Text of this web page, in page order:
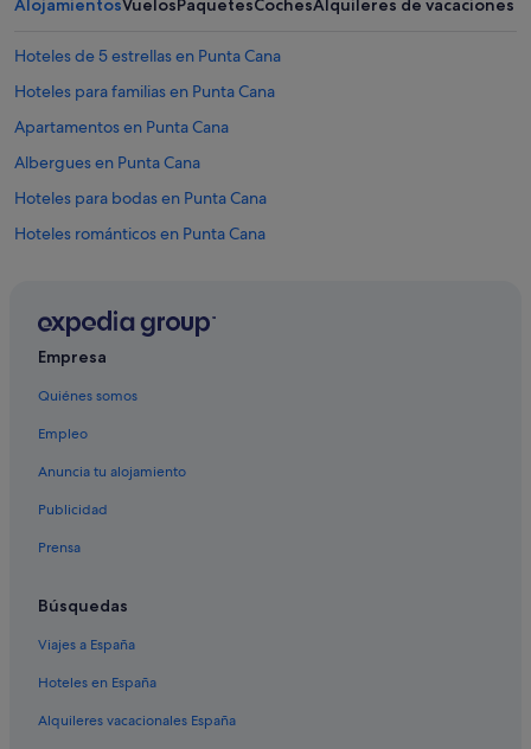
AlojamientosVuelosPaquetesCochesAlquileres de vacaciones
Hoteles de 5 estrellas en Punta Cana
Hoteles para familias en Punta Cana
Apartamentos en Punta Cana
Albergues en Punta Cana
Hoteles para bodas en Punta Cana
Hoteles románticos en Punta Cana
Wynn Resorts en Punta Cana
Melia hoteles en Punta Cana
Hoteles con wifi en Punta Cana
Excellence Resorts en Punta Cana
Hoteles con todo incluido en Punta Cana
Empresa
Quiénes somos
Empleo
Anuncia tu alojamiento
Publicidad
Prensa
Búsquedas
Viajes a España
Hoteles en España
Alquileres vacacionales España